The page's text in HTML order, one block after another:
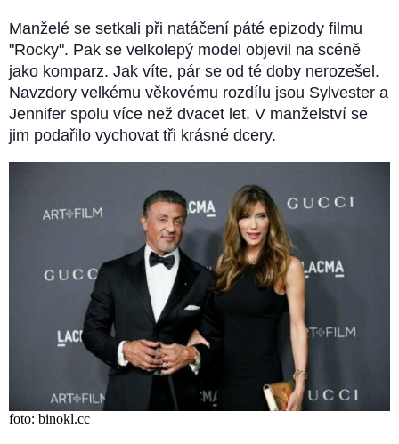
Manželé se setkali při natáčení páté epizody filmu
"Rocky". Pak se velkolepý model objevil na scéně
jako komparz. Jak víte, pár se od té doby nerozešel.
Navzdory velkému věkovému rozdílu jsou Sylvester a
Jennifer spolu více než dvacet let. V manželství se
jim podařilo vychovat tři krásné dcery.
foto: binokl.cc